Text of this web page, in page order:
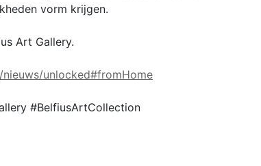
vorm krijgen.
Art Gallery.
unlocked#fromHome
#BelfiusArtCollection